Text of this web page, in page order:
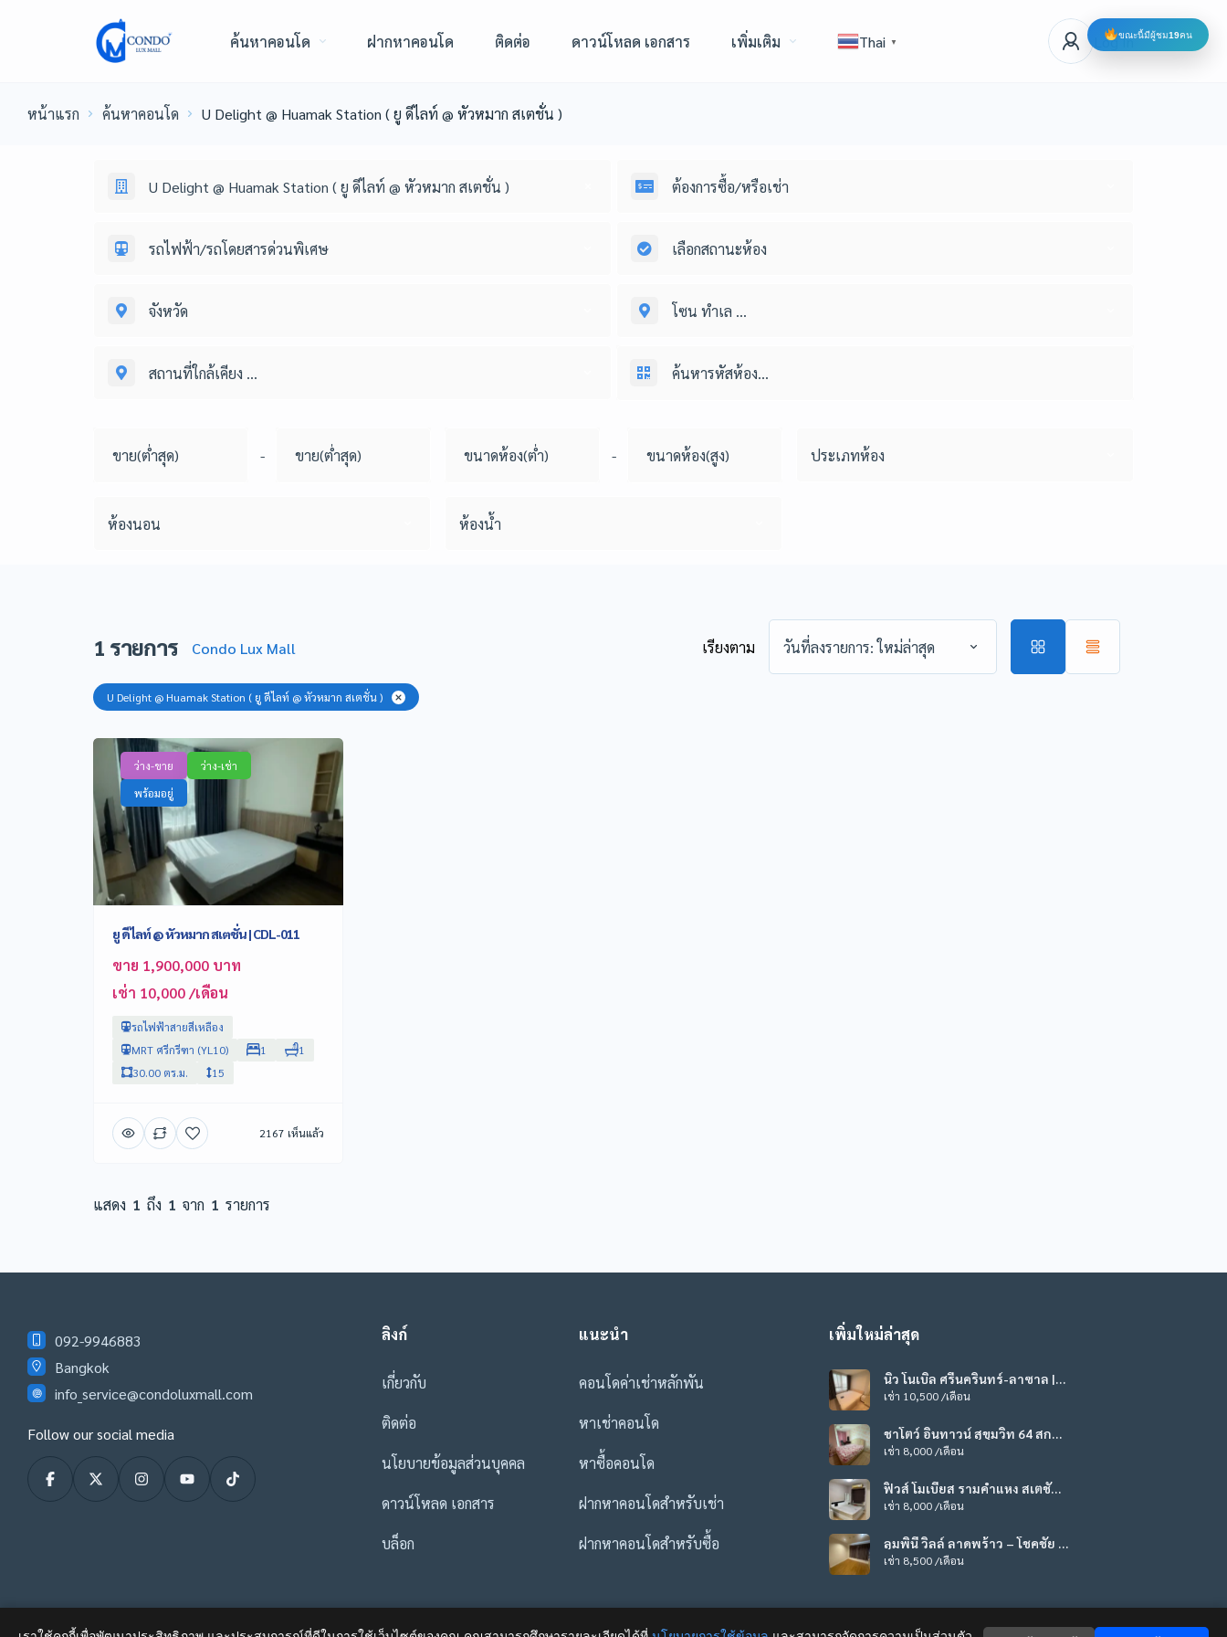
ค้นหาคอนโด ฝากหาคอนโด ติดต่อ ดาวน์โหลด เอกสาร เพิ่มเติม Thai ▼ Log In
หน้าแรก ค้นหาคอนโด U Delight @ Huamak Station ( ยู ดีไลท์ @ หัวหมาก สเตชั่น )
U Delight @ Huamak Station ( ยู ดีไลท์ @ หัวหมาก สเตชั่น ) ต้องการซื้อ/หรือเช่า
รถไฟฟ้า/รถโดยสารด่วนพิเศษ เลือกสถานะห้อง
จังหวัด โซน ทำเล ...
สถานที่ใกล้เคียง ...
- - ประเภทห้อง
ห้องนอน ห้องน้ำ
1 รายการ Condo Lux Mall เรียงตาม วันที่ลงรายการ: ใหม่ล่าสุด
U Delight @ Huamak Station ( ยู ดีไลท์ @ หัวหมาก สเตชั่น )
ว่าง-ขาย
ว่าง-เช่า
พร้อมอยู่
ยู ดีไลท์ @ หัวหมาก สเตชั่น | CDL-011
ขาย 1,900,000 บาท
เช่า 10,000 /เดือน
รถไฟฟ้าสายสีเหลือง
MRT ศรีกรีฑา (YL10)
1
1
30.00 ตร.ม.
15
2167 เห็นแล้ว
แสดง 1 ถึง 1 จาก 1 รายการ
092-9946883
Bangkok
info_service@condoluxmall.com
Follow our social media
ลิงก์
เกี่ยวกับ
ติดต่อ
นโยบายข้อมูลส่วนบุคคล
ดาวน์โหลด เอกสาร
บล็อก
แนะนำ
คอนโดค่าเช่าหลักพัน
หาเช่าคอนโด
หาซื้อคอนโด
ฝากหาคอนโดสำหรับเช่า
ฝากหาคอนโดสำหรับซื้อ
เพิ่มใหม่ล่าสุด
นิว โนเบิล ศรีนครินทร์-ลาซาล |
CDL-023
เช่า 10,500 /เดือน
ชาโตว์ อินทาวน์ สุขุมวิท 64 สกา
ยมูน | CDL-020
เช่า 8,000 /เดือน
ฟิวส์ โมเบียส รามคำแหง สเตชั่น |
CDL-019
เช่า 8,000 /เดือน
ลุมพินี วิลล์ ลาดพร้าว – โชคชัย 4
| CDL-017
เช่า 8,500 /เดือน
ขณะนี้มีผู้ชม19คน